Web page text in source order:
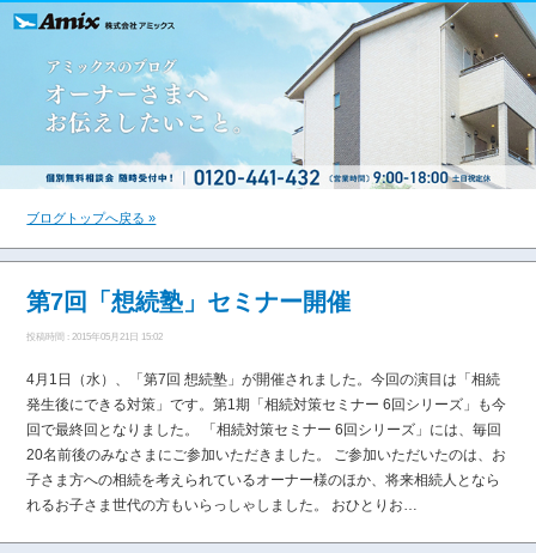
ブログトップへ戻る »
第7回「想続塾」セミナー開催
投稿時間 : 2015年05月21日 15:02
4月1日（水）、「第7回 想続塾」が開催されました。今回の演目は「相続
発生後にできる対策」です。第1期「相続対策セミナー 6回シリーズ」も今
回で最終回となりました。 「相続対策セミナー 6回シリーズ」には、毎回
20名前後のみなさまにご参加いただきました。 ご参加いただいたのは、お
子さま方への相続を考えられているオーナー様のほか、将来相続人となら
れるお子さま世代の方もいらっしゃしました。 おひとりお…